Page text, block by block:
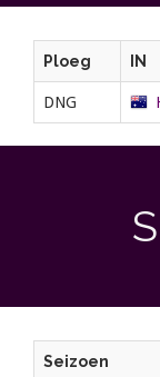
Ploeg IN
DNG
Seizoen